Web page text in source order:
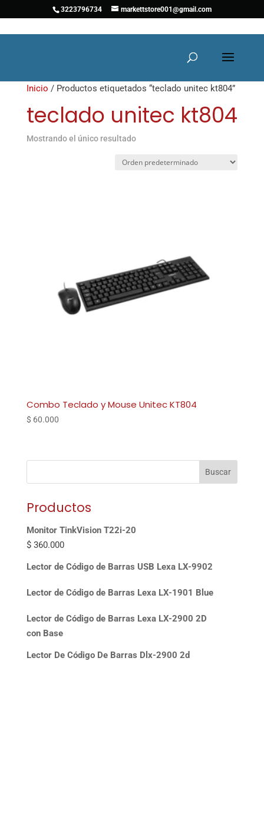
3223796734 markettstore001@gmail.com
Inicio / Productos etiquetados “teclado unitec kt804”
teclado unitec kt804
Mostrando el único resultado
Combo Teclado y Mouse Unitec KT804
$ 60.000
Buscar
Productos
Monitor TinkVision T22i-20
$360.000
Lector de Código de Barras USB Lexa LX-9902
Lector de Código de Barras Lexa LX-1901 Blue
Lector de Código de Barras Lexa LX-2900 2D
con Base
Lector De Código De Barras Dlx-2900 2d